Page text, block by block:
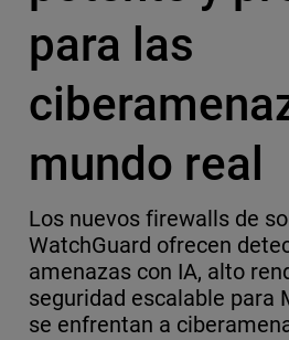
para las
mundo real
Los nuevos firewalls de
WatchGuard ofrecen
amenazas con IA, alto
seguridad escalable para
se enfrentan a